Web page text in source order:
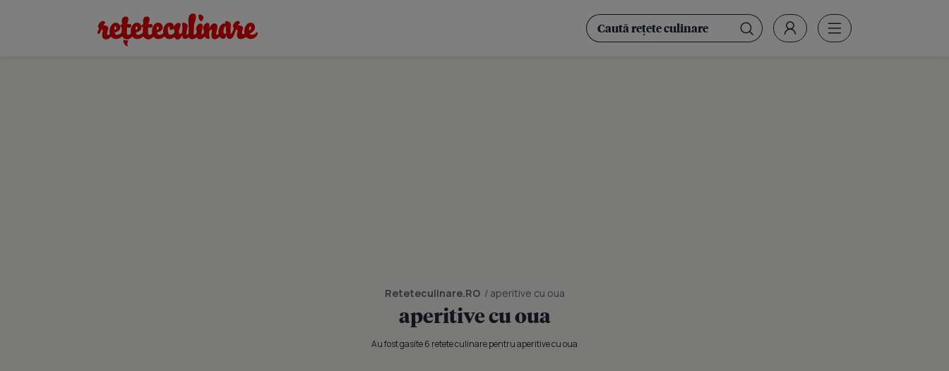
Reteteculinare.RO/ aperitive cu oua
aperitive cu oua
Au fost gasite 6 retete culinare pentru aperitive cu oua